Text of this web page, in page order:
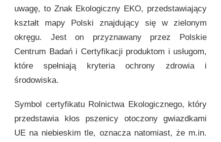
uwagę, to Znak Ekologiczny EKO, przedstawiający
kształt mapy Polski znajdujący się w zielonym
okręgu. Jest on przyznawany przez Polskie
Centrum Badań i Certyfikacji produktom i usługom,
które spełniają kryteria ochrony zdrowia i
środowiska.
Symbol certyfikatu Rolnictwa Ekologicznego, który
przedstawia kłos pszenicy otoczony gwiazdkami
UE na niebieskim tle, oznacza natomiast, że m.in.